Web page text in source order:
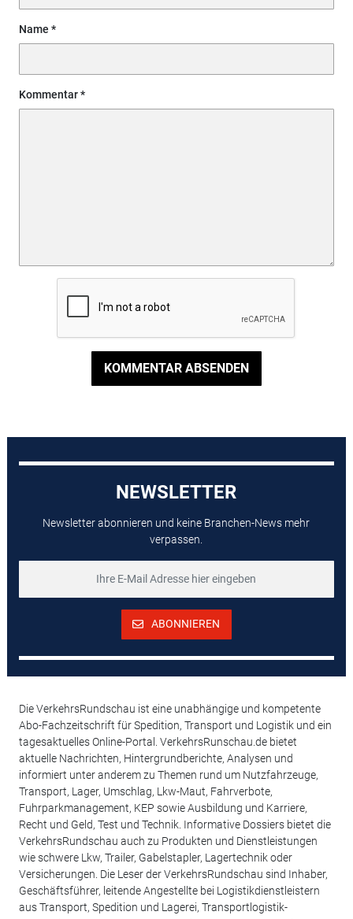
Name
Kommentar
KOMMENTAR ABSENDEN
NEWSLETTER
Newsletter abonnieren und keine Branchen-News mehr
verpassen.
ABONNIEREN
Die VerkehrsRundschau ist eine unabhängige und kompetente
Abo-Fachzeitschrift für Spedition, Transport und Logistik und ein
tagesaktuelles Online-Portal. VerkehrsRunschau.de bietet
aktuelle Nachrichten, Hintergrundberichte, Analysen und
informiert unter anderem zu Themen rund um Nutzfahrzeuge,
Transport, Lager, Umschlag, Lkw-Maut, Fahrverbote,
Fuhrparkmanagement, KEP sowie Ausbildung und Karriere,
Recht und Geld, Test und Technik. Informative Dossiers bietet die
VerkehrsRundschau auch zu Produkten und Dienstleistungen
wie schwere Lkw, Trailer, Gabelstapler, Lagertechnik oder
Versicherungen. Die Leser der VerkehrsRundschau sind Inhaber,
Geschäftsführer, leitende Angestellte bei Logistikdienstleistern
aus Transport, Spedition und Lagerei, Transportlogistik-